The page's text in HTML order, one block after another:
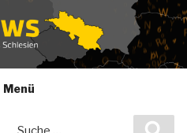
Menü